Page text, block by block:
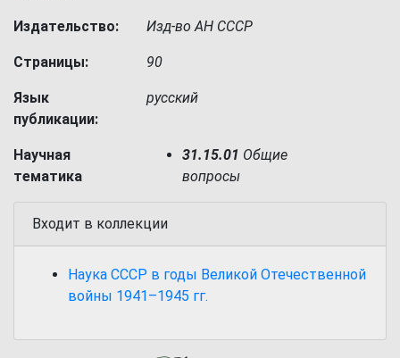
Издательство: Изд-во АН СССР
Страницы: 90
Язык
публикации:
русский
Научная
тематика
31.15.01 Общие
вопросы
Входит в коллекции
Наука СССР в годы Великой Отечественной
войны 1941–1945 гг.